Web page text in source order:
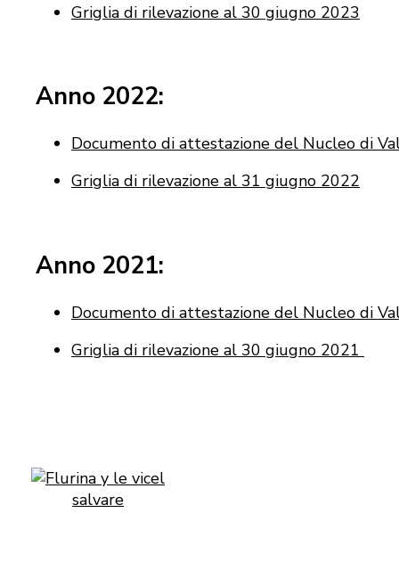
Griglia di rilevazione al 30 giugno 2023
Anno 2022:
Documento di attestazione del Nucleo di
Griglia di rilevazione al 31 giugno 2022
Anno 2021:
Documento di attestazione del Nucleo di
Griglia di rilevazione al 30 giugno 2021